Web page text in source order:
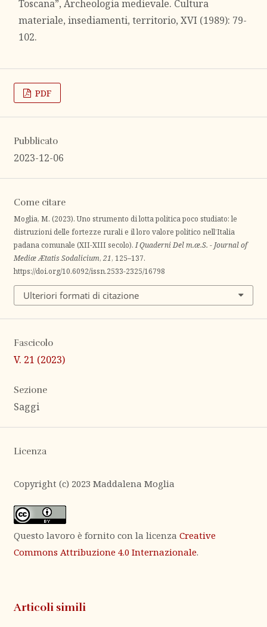
Toscana”, Archeologia medievale. Cultura
materiale, insediamenti, territorio, XVI (1989): 79-
102.
PDF
Pubblicato
2023-12-06
Come citare
Moglia, M. (2023). Uno strumento di lotta politica poco studiato: le
distruzioni delle fortezze rurali e il loro valore politico nell’Italia
padana comunale (XII-XIII secolo).I Quaderni Del m.æ.S. - Journal of
Mediæ Ætatis Sodalicium, 21, 125–137.
https://doi.org/10.6092/issn.2533-2325/16798
Ulteriori formati di citazione
Fascicolo
V. 21 (2023)
Sezione
Saggi
Licenza
Copyright (c) 2023 Maddalena Moglia
Questo lavoro è fornito con la licenza Creative
Commons Attribuzione 4.0 Internazionale.
Articoli simili